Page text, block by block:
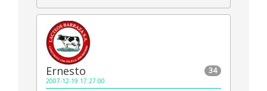
34
Ernesto
2007-12-19 17:27:00